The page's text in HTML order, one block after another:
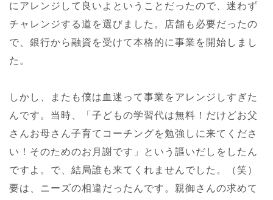
にアレンジして良いよということだったので、迷わず
チャレンジする道を選びました。店舗も必要だったの
で、銀行から融資を受けて本格的に事業を開始しまし
た。
しかし、またも僕は血迷って事業をアレンジしすぎた
んです。当時、「子どもの学習代は無料！だけどお父
さんお母さん子育てコーチングを勉強しに来てくださ
い！そのためのお月謝です」という謳いだしをしたん
ですよ。で、結局誰も来てくれませんでした。（笑）
要は、ニーズの相違だったんです。親御さんの求めて